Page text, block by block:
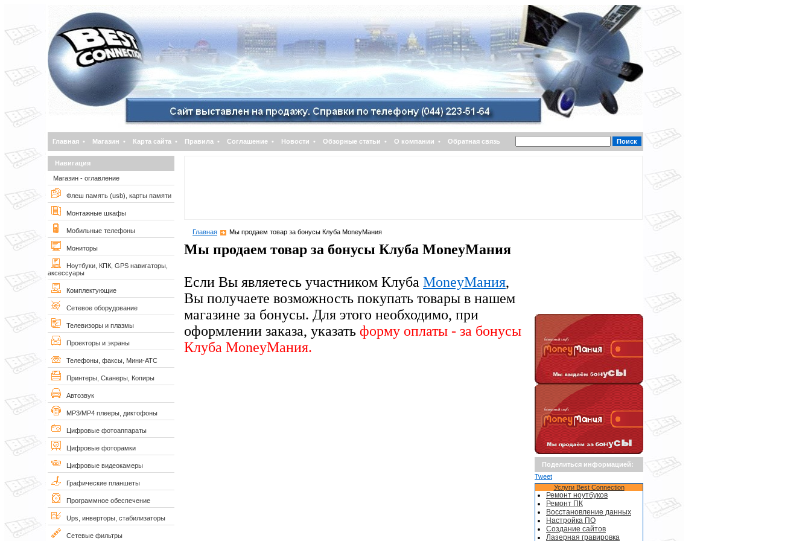
Главная • Магазин • Карта сайта • Правила • Соглашение • Новости • Обзорные статьи • О компании • Обратная связь
Навигация
Магазин - оглавление
Флеш память (usb), карты памяти
Монтажные шкафы
Мобильные телефоны
Мониторы
Ноутбуки, КПК, GPS навигаторы,
аксессуары
Комплектующие
Сетевое оборудование
Телевизоры и плазмы
Проекторы и экраны
Телефоны, факсы, Мини-АТС
Принтеры, Сканеры, Копиры
Автозвук
MP3/MP4 плееры, диктофоны
Цифровые фотоаппараты
Цифровые фоторамки
Цифровые видеокамеры
Графические планшеты
Программное обеспечение
Ups, инверторы, стабилизаторы
Сетевые фильтры
Главная Мы продаем товар за бонусы Клуба MoneyМания
Мы продаем товар за бонусы Клуба MoneyМания
Если Вы являетесь участником Клуба MoneyМания,
Вы получаете возможность покупать товары в нашем
магазине за бонусы. Для этого необходимо, при
оформлении заказа, указать форму оплаты - за бонусы
Клуба MoneyМания.
Поделиться информацией:
Tweet
Услуги Best Connection
Ремонт ноутбуков
Ремонт ПК
Восстановление данных
Настройка ПО
Создание сайтов
Лазерная гравировка